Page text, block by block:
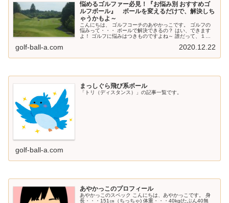
悩めるゴルファー必見！『お悩み別 おすすめゴ
ルフボール』 ボールを変えるだけで、解決しち
ゃうかもよ～
こんにちは、 ゴルフコーチのあやかっこです。 ゴルフの
悩みって・・・ ボールで解決できるの？ はい、できます
よ！ ゴルフに悩みはつきものですよね～ 誰だって、１つ
golf-ball-a.com 2020.12.22
まっしぐら飛び系ボール
「トリ（ディスタンス）」の記事一覧です。
golf-ball-a.com
あやかっこのプロフィール
あやかっこのスペック こんにちは、あやかっこです。 身
長・・・151㎝（ちっちゃ) 体重・・・40kg(たぶん40無